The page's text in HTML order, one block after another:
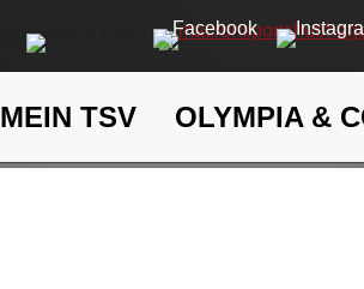
MEIN TSV OLYMPIA &